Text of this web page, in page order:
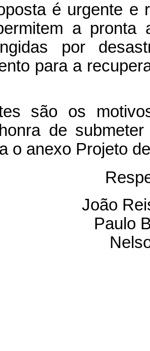
é urgente e
a pronta
por
para a
são os
de
o anexo Projeto
João
Paulo